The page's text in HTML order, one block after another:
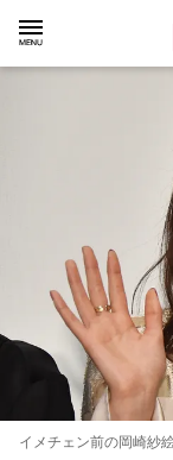
イメチェン前の岡崎紗